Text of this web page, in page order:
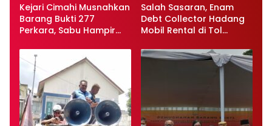
Kejari Cimahi Musnahkan
Barang Bukti 277
Perkara, Sabu Hampir
Senjata Api Rakitan
Dimusnahkan
Salah Sasaran, Enam
Debt Collector Hadang
Mobil Rental di Tol
Polisi